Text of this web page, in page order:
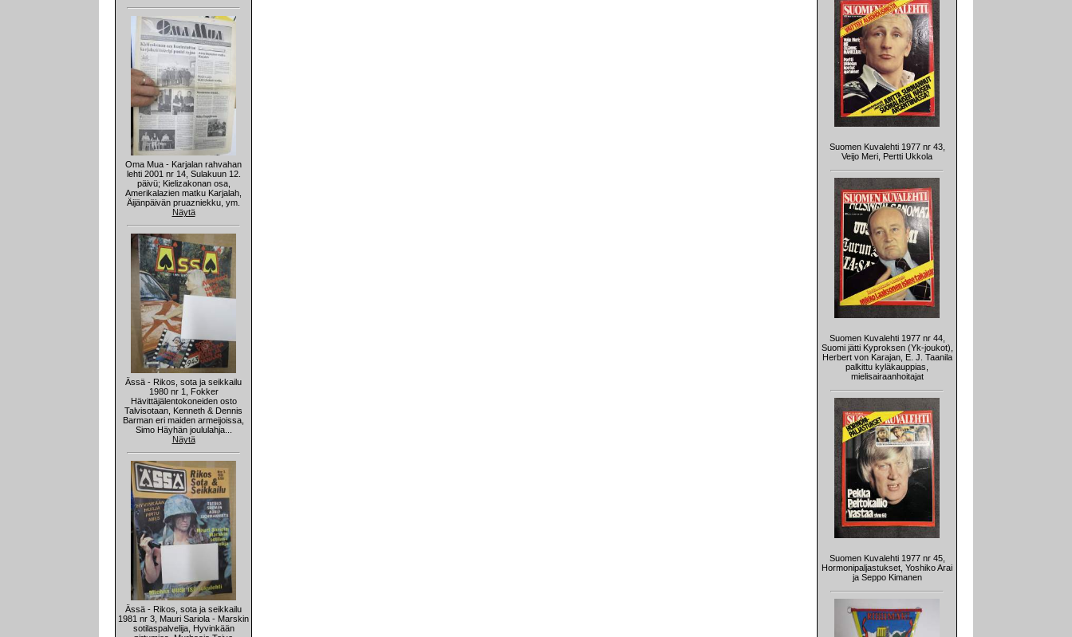
Oma Mua - Karjalan rahvahan
lehti 2001 nr 14, Sulakuun 12.
päivü; Kielizakonan osa,
Amerikalazien matku Karjalah,
Äijänpäivän pruazniekku, ym.
Näytä
Ässä - Rikos, sota ja seikkailu
1980 nr 1, Fokker
Hävittäjälentokoneiden osto
Talvisotaan, Kenneth & Dennis
Barman eri maiden armeijoissa,
Simo Häyhän joululahja...
Näytä
Ässä - Rikos, sota ja seikkailu
1981 nr 3, Mauri Sariola - Marskin
sotilaspalvelija, Hyvinkään
Suomen Kuvalehti 1977 nr 43,
Veijo Meri, Pertti Ukkola
Suomen Kuvalehti 1977 nr 44,
Suomi jätti Kyproksen (Yk-joukot),
Herbert von Karajan, E. J. Taanila
palkittu kyläkauppias,
mielisairaanhoitajat
Suomen Kuvalehti 1977 nr 45,
Hormonipaljastukset, Yoshiko Arai
ja Seppo Kimanen